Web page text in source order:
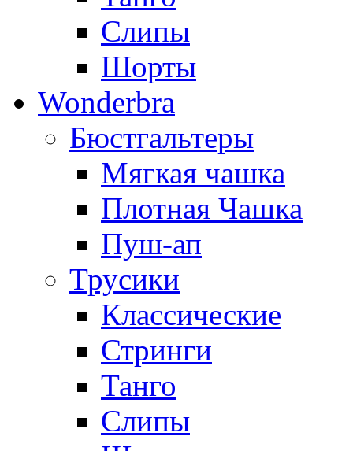
Слипы
Шорты
Wonderbra
Бюстгальтеры
Мягкая чашка
Плотная Чашка
Пуш-ап
Трусики
Классические
Стринги
Танго
Слипы